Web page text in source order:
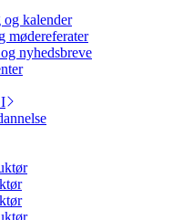
kalender
mødereferater
nyhedsbreve